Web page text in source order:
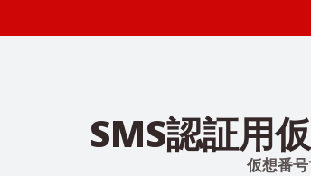
SMS認証用
仮想番